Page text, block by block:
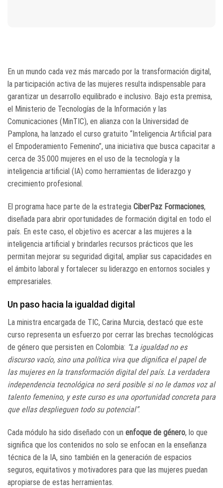
En un mundo cada vez más marcado por la transformación digital,
la participación activa de las mujeres resulta indispensable para
garantizar un desarrollo equilibrado e inclusivo. Bajo esta premisa,
el Ministerio de Tecnologías de la Información y las
Comunicaciones (MinTIC), en alianza con la Universidad de
Pamplona, ha lanzado el curso gratuito “Inteligencia Artificial para
el Empoderamiento Femenino”, una iniciativa que busca capacitar a
cerca de 35.000 mujeres en el uso de la tecnología y la
inteligencia artificial (IA) como herramientas de liderazgo y
crecimiento profesional.
El programa hace parte de la estrategia CiberPaz Formaciones,
diseñada para abrir oportunidades de formación digital en todo el
país. En este caso, el objetivo es acercar a las mujeres a la
inteligencia artificial y brindarles recursos prácticos que les
permitan mejorar su seguridad digital, ampliar sus capacidades en
el ámbito laboral y fortalecer su liderazgo en entornos sociales y
empresariales.
Un paso hacia la igualdad digital
La ministra encargada de TIC, Carina Murcia, destacó que este
curso representa un esfuerzo por cerrar las brechas tecnológicas
de género que persisten en Colombia: “La igualdad no es
discurso vacío, sino una política viva que dignifica el papel de
las mujeres en la transformación digital del país. La verdadera
independencia tecnológica no será posible si no le damos voz al
talento femenino, y este curso es una oportunidad concreta para
que ellas desplieguen todo su potencial”.
Cada módulo ha sido diseñado con un enfoque de género, lo que
significa que los contenidos no solo se enfocan en la enseñanza
técnica de la IA, sino también en la generación de espacios
seguros, equitativos y motivadores para que las mujeres puedan
apropiarse de estas herramientas.